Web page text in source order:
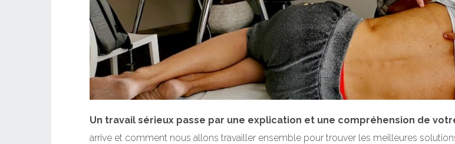
Un travail sérieux passe par une explication et une compréhension de
arrive et comment nous allons travailler ensemble pour trouver les meilleures